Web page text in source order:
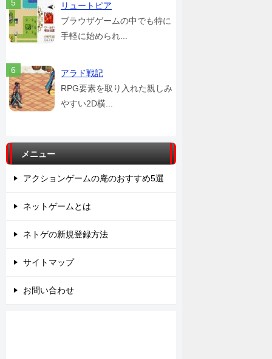
リュートピア
ブラウザゲームの中でも特に
手軽に始められ...
アラド戦記
RPG要素を取り入れた親しみ
やすい2D横...
メニュー
アクションゲームの庵のおすすめ5選
ネットゲームとは
ネトゲの新規登録方法
サイトマップ
お問い合わせ